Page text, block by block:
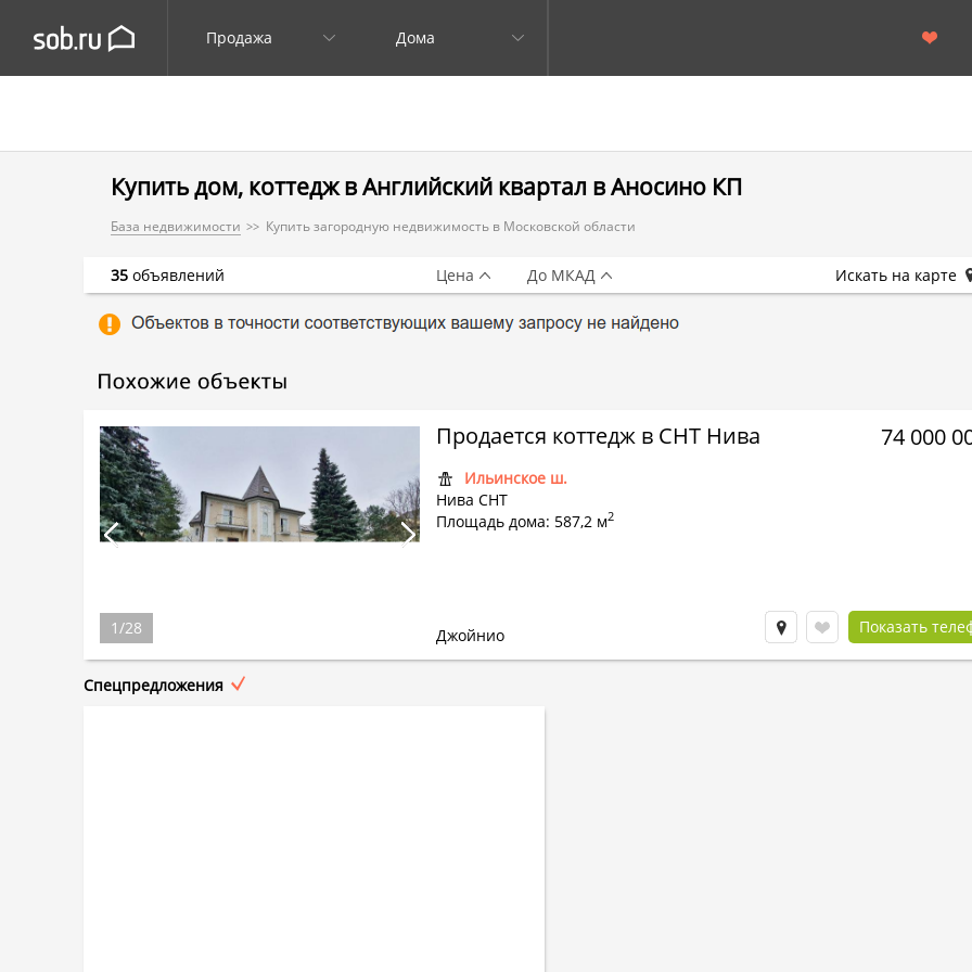
Продажа Дома
Купить дом, коттедж в Английский квартал в Аносино КП
База недвижимости Купить загородную недвижимость в Московской области
Продается коттедж в СНТ Нива
Ильинское ш.
Нива СНТ
Площадь дома: 587,2 м2
74 000
Джойнио Показать
1/28
Спецпредложения
35 объявлений Цена До МКАД Искать на карте